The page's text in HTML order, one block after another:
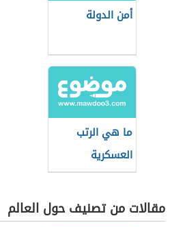
أمن الدولة
ما هي الرتب
العسكرية
مقالات من تصنيف حول العالم